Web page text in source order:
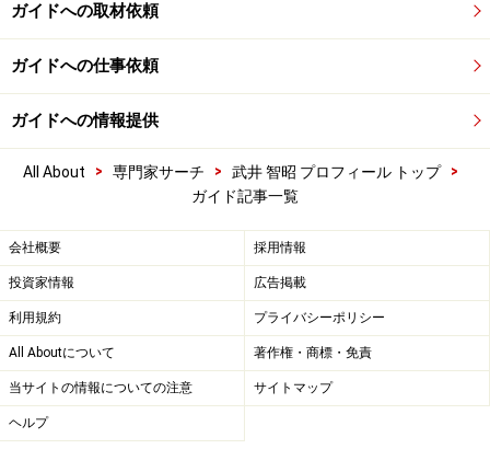
ガイドへの取材依頼
ガイドへの仕事依頼
ガイドへの情報提供
All About > 専門家サーチ > 武井 智昭 プロフィール トップ
>
ガイド記事一覧
会社概要 採用情報
投資家情報 広告掲載
利用規約 プライバシーポリシー
All Aboutについて 著作権・商標・免責
当サイトの情報についての注意 サイトマップ
ヘルプ